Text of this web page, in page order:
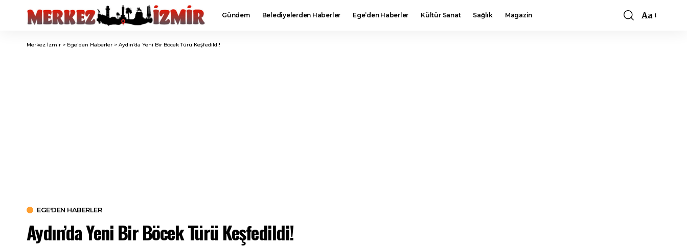
Gündem Belediyelerden Haberler Ege’den Haberler Kültür Sanat Sağlık Magazin
Font
Aa
Merkez İzmir > Ege'den Haberler > Aydın’da Yeni Bir Böcek Türü Keşfedildi!
EGE'DEN HABERLER
Aydın’da Yeni Bir Böcek Türü Keşfedildi!